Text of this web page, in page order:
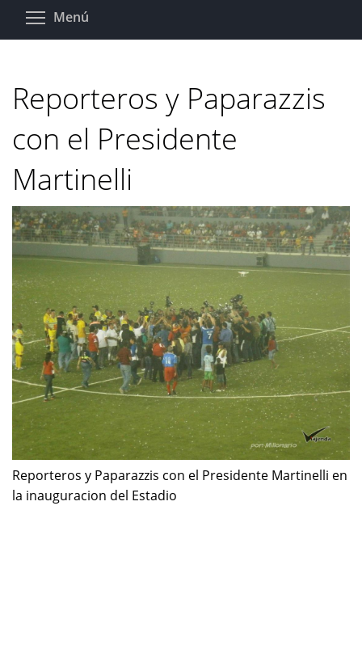
Pasar
Menú
Reporteros y Paparazzis
con el Presidente
Martinelli
Reporteros y Paparazzis con el Presidente Martinelli en
la inauguracion del Estadio